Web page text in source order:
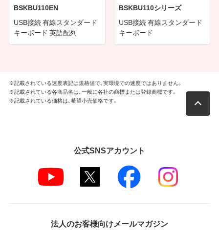
BSKBU110EN
USB接続 有線スタンダード
キーボード 英語配列
BSKBU110シリーズ
USB接続 有線スタンダード
キーボード
※記載されている速度表記は規格値で、実環境での速度ではありません。
※記載されている各商品名は、一般に各社の商標または登録商標です。
※記載されている価格は、希望小売価格です。
公式SNSアカウント
法人のお客様向けメールマガジン